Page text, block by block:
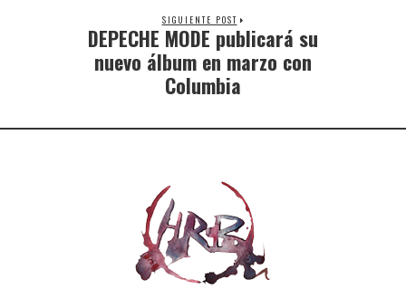
SIGUIENTE POST
DEPECHE MODE publicará su
nuevo álbum en marzo con
Columbia